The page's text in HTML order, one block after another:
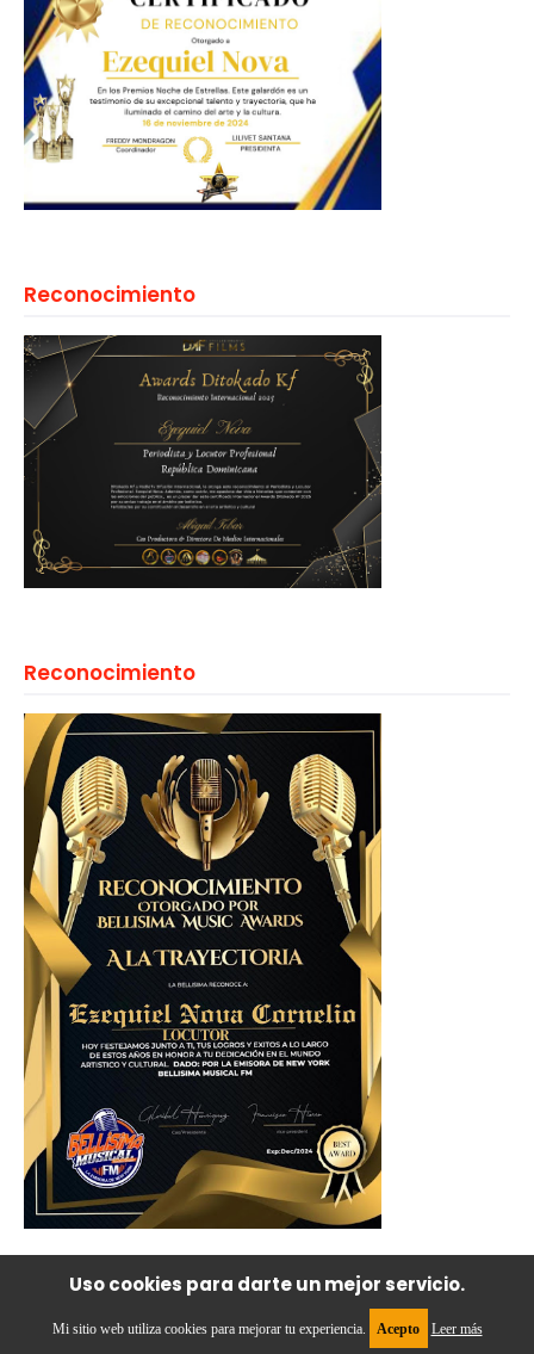
Reconocimiento
Reconocimiento
Uso cookies para darte un mejor servicio.
Mi sitio web utiliza cookies para mejorar tu experiencia. Acepto Leer más